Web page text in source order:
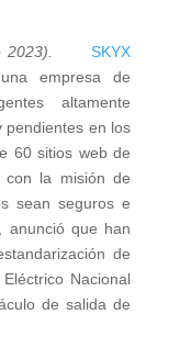
de 2023).SKYX
una empresa de
altamente
pendientes en los
60 sitios web de
con la misión de
sean seguros e
anunció que han
de
Nacional
de salida de